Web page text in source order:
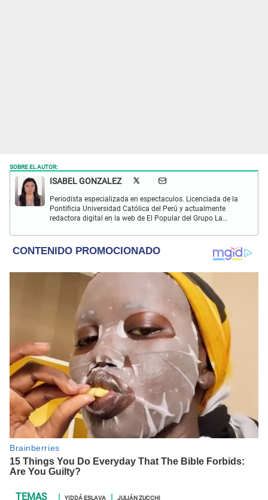
SOBRE EL AUTOR:
ISABEL GONZALEZ
Periodista especializada en espectaculos. Licenciada de la
Pontificia Universidad Católica del Perú y actualmente
redactora digital en la web de El Popular del Grupo La
sociales y nuevas tecnologías.
YIDDÁ ESLAVA JULIÁN ZUCCHI